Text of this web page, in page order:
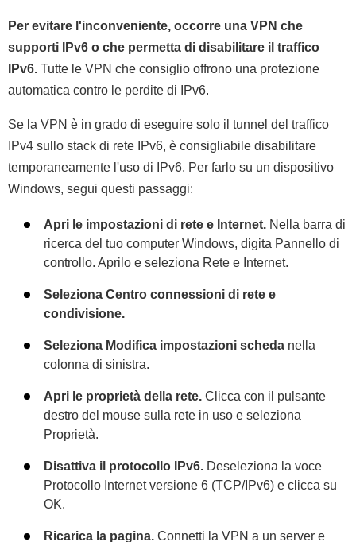
Per evitare l'inconveniente, occorre una VPN che
supporti IPv6 o che permetta di disabilitare il traffico
IPv6. Tutte le VPN che consiglio offrono una protezione
automatica contro le perdite di IPv6.
Se la VPN è in grado di eseguire solo il tunnel del traffico
IPv4 sullo stack di rete IPv6, è consigliabile disabilitare
temporaneamente l'uso di IPv6. Per farlo su un dispositivo
Windows, segui questi passaggi:
Apri le impostazioni di rete e Internet. Nella barra di
ricerca del tuo computer Windows, digita Pannello di
controllo. Aprilo e seleziona Rete e Internet.
Seleziona Centro connessioni di rete e
condivisione.
Seleziona Modifica impostazioni scheda nella
colonna di sinistra.
Apri le proprietà della rete. Clicca con il pulsante
destro del mouse sulla rete in uso e seleziona
Proprietà.
Disattiva il protocollo IPv6. Deseleziona la voce
Protocollo Internet versione 6 (TCP/IPv6) e clicca su
OK.
Ricarica la pagina. Connetti la VPN a un server e